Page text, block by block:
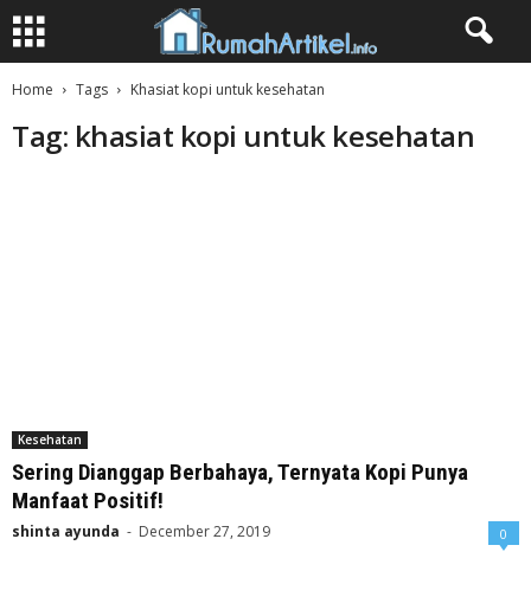
Home Tags Khasiat kopi untuk kesehatan
Tag: khasiat kopi untuk kesehatan
Kesehatan
Sering Dianggap Berbahaya, Ternyata Kopi Punya
Manfaat Positif!
shinta ayunda - December 27, 2019 0